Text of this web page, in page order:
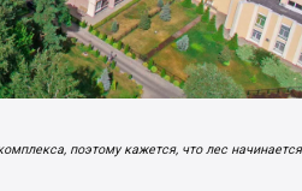
поэтому кажется, что лес